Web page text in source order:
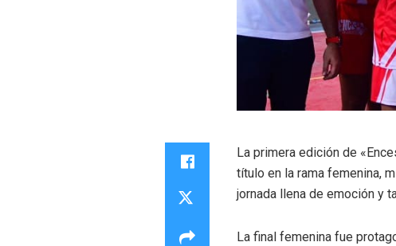
La primera edición de
título en la rama femenina,
jornada llena de emoción y
La final femenina fue